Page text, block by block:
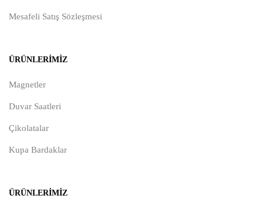
Mesafeli Satış Sözleşmesi
ÜRÜNLERIMIZ
Magnetler
Duvar Saatleri
Çikolatalar
Kupa Bardaklar
ÜRÜNLERIMIZ